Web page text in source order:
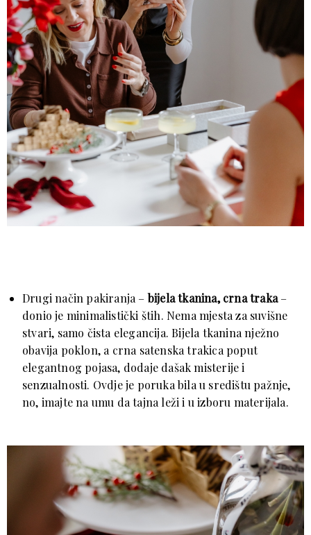
Drugi način pakiranja –bijela tkanina, crna traka–
donio je minimalistički štih. Nema mjesta za suvišne
stvari, samo čista elegancija. Bijela tkanina nježno
obavija poklon, a crna satenska trakica poput
elegantnog pojasa, dodaje dašak misterije i
senzualnosti. Ovdje je poruka bila u središtu pažnje,
no, imajte na umu da tajna leži i u izboru materijala.